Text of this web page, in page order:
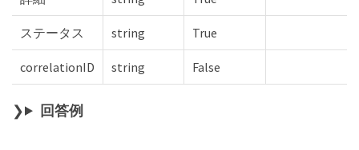
ステータス string True
correlationID string False
回答例